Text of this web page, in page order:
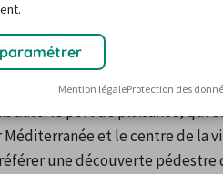
pourrez contourner le
aéroport Toulon, puisque
profiter pleinement de votre
aussi le port de plaisance, qui
et le centre de la
une découverte
Mention légaleProtection des